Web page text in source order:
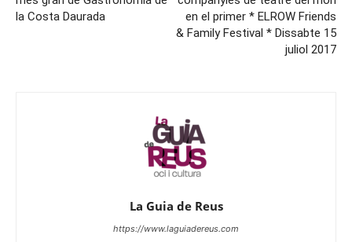
la Costa Daurada
en el primer * ELROW Friends
& Family Festival * Dissabte 15
juliol 2017
La Guia de Reus
https://www.laguiadereus.com